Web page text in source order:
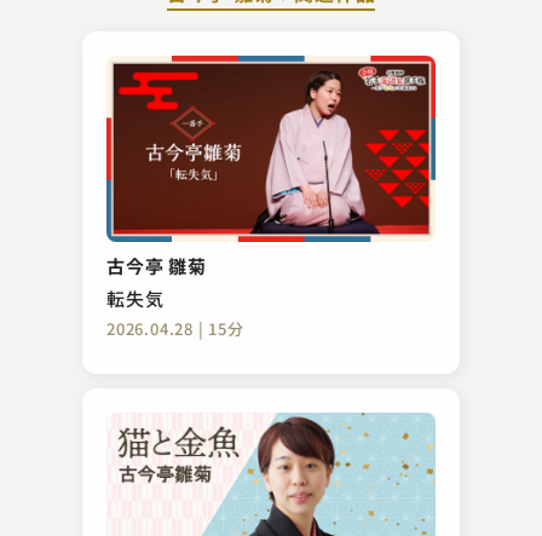
古今亭 雛菊
転失気
2026.04.28 | 15分
たいこ腹
2023.08.10 | 11分